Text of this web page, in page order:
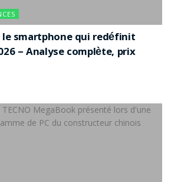
le smartphone qui redéfinit
– Analyse complète, prix